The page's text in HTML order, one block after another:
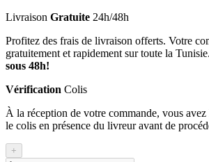
Livraison Gratuite 24h/48h
Profitez des frais de livraison offerts. Votre
gratuitement et rapidement sur toute la Tunisie.
sous 48h!
Vérification Colis
À la réception de votre commande, vous
le colis en présence du livreur avant de
+